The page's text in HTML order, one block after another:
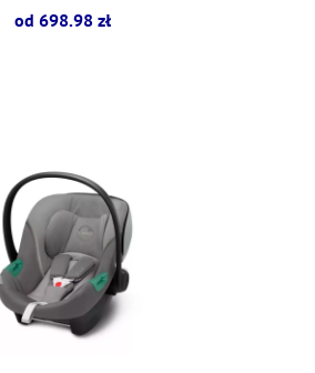
od 698.98 zł